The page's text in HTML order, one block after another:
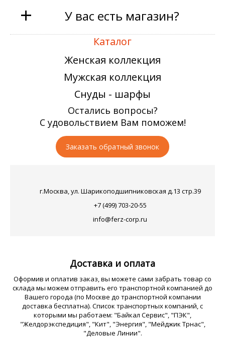
Каталог
Женская коллекция
Мужская коллекция
Снуды - шарфы
+ У вас есть магазин?
Остались вопросы?
С удовольствием Вам поможем!
Заказать обратный звонок
г.Москва, ул. Шарикоподшипниковская д.13 стр.39
+7 (499) 703-20-55
info@ferz-corp.ru
Доставка и оплата
Оформив и оплатив заказ, вы можете сами забрать товар со
склада мы можем отправить его транспортной компанией до
Вашего города (по Москве до транспортной компании
доставка бесплатна). Список транспортных компаний, с
которыми мы работаем: "Байкал Сервис", "ПЭК",
"Желдорэкспедиция", "Кит", "Энергия", "Мейджик Трнас",
"Деловые Линии".